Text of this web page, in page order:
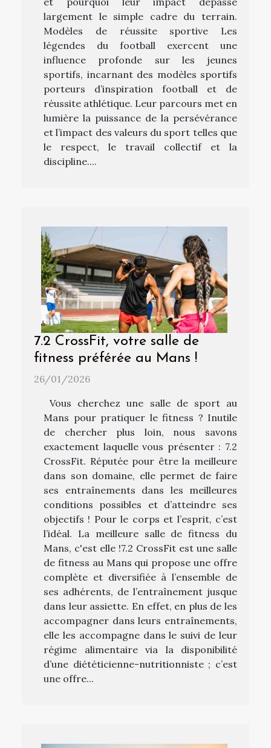
largement le simple cadre du terrain.
Modèles de réussite sportive Les
légendes du football exercent une
influence profonde sur les jeunes
sportifs, incarnant des modèles sportifs
porteurs d’inspiration football et de
réussite athlétique. Leur parcours met en
lumière la puissance de la persévérance
et l’impact des valeurs du sport telles que
le respect, le travail collectif et la
discipline....
7.2 CrossFit, votre salle de
fitness préférée au Mans !
26/01/2026
Vous cherchez une salle de sport au
Mans pour pratiquer le fitness ? Inutile
de chercher plus loin, nous savons
exactement laquelle vous présenter : 7.2
CrossFit. Réputée pour être la meilleure
dans son domaine, elle permet de faire
ses entraînements dans les meilleures
conditions possibles et d’atteindre ses
objectifs ! Pour le corps et l’esprit, c’est
l’idéal. La meilleure salle de fitness du
Mans, c'est elle !7.2 CrossFit est une salle
de fitness au Mans qui propose une offre
complète et diversifiée à l’ensemble de
ses adhérents, de l’entraînement jusque
dans leur assiette. En effet, en plus de les
accompagner dans leurs entraînements,
elle les accompagne dans le suivi de leur
régime alimentaire via la disponibilité
d’une diététicienne-nutritionniste ; c’est
une offre...